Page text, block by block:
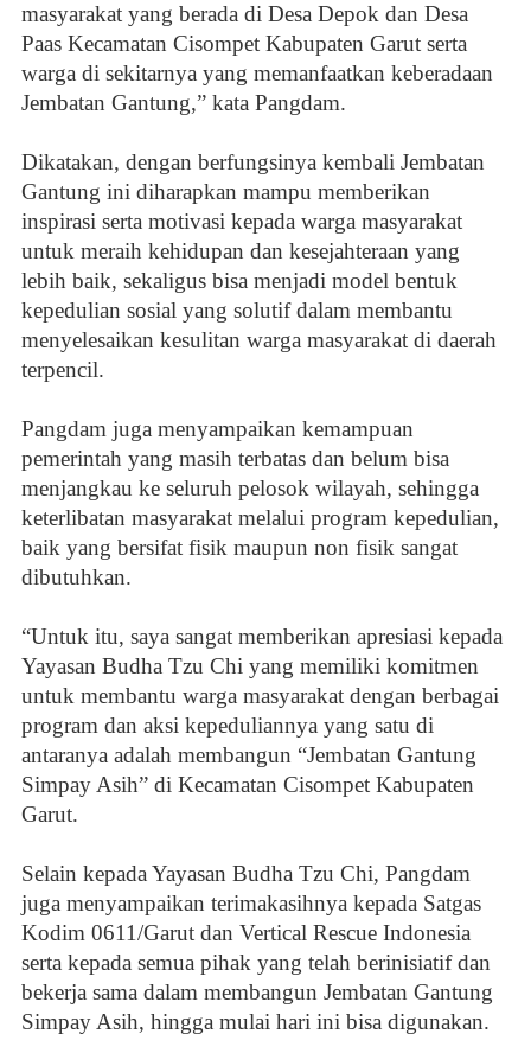
masyarakat yang berada di Desa Depok dan Desa
Paas Kecamatan Cisompet Kabupaten Garut serta
warga di sekitarnya yang memanfaatkan keberadaan
Jembatan Gantung,” kata Pangdam.
Dikatakan, dengan berfungsinya kembali Jembatan
Gantung ini diharapkan mampu memberikan
inspirasi serta motivasi kepada warga masyarakat
untuk meraih kehidupan dan kesejahteraan yang
lebih baik, sekaligus bisa menjadi model bentuk
kepedulian sosial yang solutif dalam membantu
menyelesaikan kesulitan warga masyarakat di daerah
terpencil.
Pangdam juga menyampaikan kemampuan
pemerintah yang masih terbatas dan belum bisa
menjangkau ke seluruh pelosok wilayah, sehingga
keterlibatan masyarakat melalui program kepedulian,
baik yang bersifat fisik maupun non fisik sangat
dibutuhkan.
“Untuk itu, saya sangat memberikan apresiasi kepada
Yayasan Budha Tzu Chi yang memiliki komitmen
untuk membantu warga masyarakat dengan berbagai
program dan aksi kepeduliannya yang satu di
antaranya adalah membangun “Jembatan Gantung
Simpay Asih” di Kecamatan Cisompet Kabupaten
Garut.
Selain kepada Yayasan Budha Tzu Chi, Pangdam
juga menyampaikan terimakasihnya kepada Satgas
Kodim 0611/Garut dan Vertical Rescue Indonesia
serta kepada semua pihak yang telah berinisiatif dan
bekerja sama dalam membangun Jembatan Gantung
Simpay Asih, hingga mulai hari ini bisa digunakan.